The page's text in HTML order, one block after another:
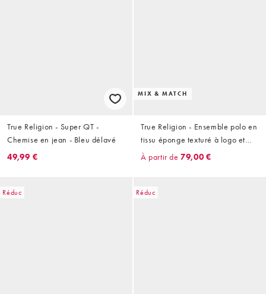
True Religion - Super QT -
Chemise en jean - Bleu délavé
49,99 €
MIX & MATCH
True Religion - Ensemble polo en
tissu éponge texturé à logo et
short - Bleu nuit
À partir de 79,00 €
Réduc Réduc